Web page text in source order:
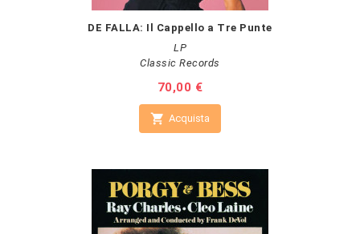
DE FALLA: Il Cappello a Tre Punte
LP
Classic Records
Prezzo
70,00 €
 Acquista